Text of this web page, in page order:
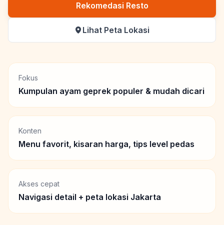
Rekomedasi Resto
Lihat Peta Lokasi
Fokus
Kumpulan ayam geprek populer & mudah dicari
Konten
Menu favorit, kisaran harga, tips level pedas
Akses cepat
Navigasi detail + peta lokasi Jakarta